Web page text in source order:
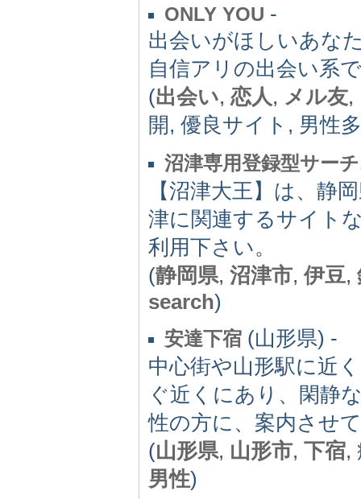
ONLY YOU -
出会いがほしいあな
自信アリの出会い系
(出会い, 恋人, メル友,
開, 優良サイト, 男性
沼津専用登録型サー
【沼津大王】は、静
津に関連するサイト
利用下さい。
(静岡県, 沼津市, 伊豆,
search)
安達下宿 (山形県) -
中心街や山形駅に近
ぐ近くにあり、閑静
性の方に、案内させ
(山形県, 山形市, 下宿,
男性)